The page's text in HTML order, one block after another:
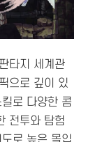
타지 세계관
으로 깊이 있
로 다양한 콤
전투와 탐험